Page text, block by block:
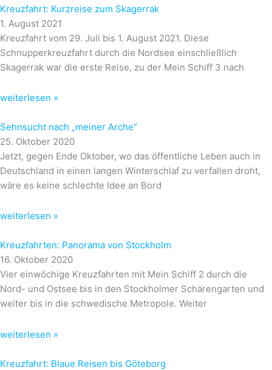
Kreuzfahrt: Kurzreise zum Skagerrak
1. August 2021
Kreuzfahrt vom 29. Juli bis 1. August 2021. Diese
Schnupperkreuzfahrt durch die Nordsee einschließlich
Skagerrak war die erste Reise, zu der Mein Schiff 3 nach
weiterlesen »
Sehnsucht nach „meiner Arche“
25. Oktober 2020
Jetzt, gegen Ende Oktober, wo das öffentliche Leben auch in
Deutschland in einen langen Winterschlaf zu verfallen droht,
wäre es keine schlechte Idee an Bord
weiterlesen »
Kreuzfahrten: Panorama von Stockholm
16. Oktober 2020
Vier einwöchige Kreuzfahrten mit Mein Schiff 2 durch die
Nord- und Ostsee bis in den Stockholmer Schärengarten und
weiter bis in die schwedische Metropole. Weiter
weiterlesen »
Kreuzfahrt: Blaue Reisen bis Göteborg